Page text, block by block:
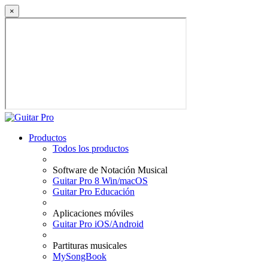
×
Productos
Todos los productos
Software de Notación Musical
Guitar Pro 8 Win/macOS
Guitar Pro Educación
Aplicaciones móviles
Guitar Pro iOS/Android
Partituras musicales
MySongBook